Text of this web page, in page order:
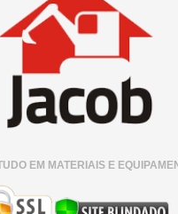
EM MATERIAIS E